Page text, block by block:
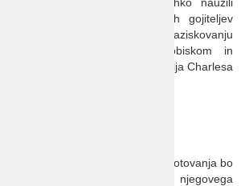
v vrtovih enega najbolj znanih gojiteljev
Bealsa. Piko na i našemu raziskovanju
pa bomo postavili z obiskom in
vrtovih njunih veličanstev, kralja Charlesa
in eden od vrhuncev našega potovanja bo
zasebnega pribežališča njegovega